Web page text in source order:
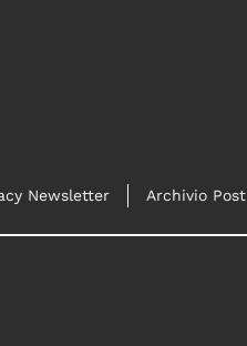
Newsletter Archivio Post